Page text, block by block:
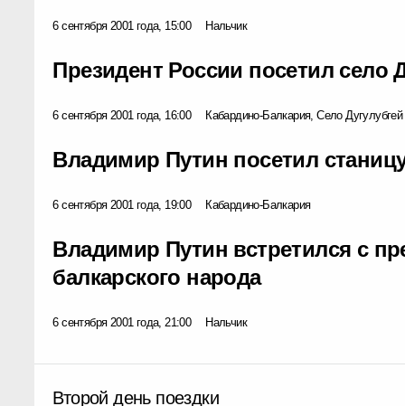
6 сентября 2001 года, 15:00 Нальчик
Президент России посетил село
6 сентября 2001 года, 16:00 Кабардино-Балкария, Село Дугулубгей
Владимир Путин посетил
6 сентября 2001 года, 19:00 Кабардино-Балкария
Владимир Путин встретился с
балкарского народа
6 сентября 2001 года, 21:00 Нальчик
Второй день поездки